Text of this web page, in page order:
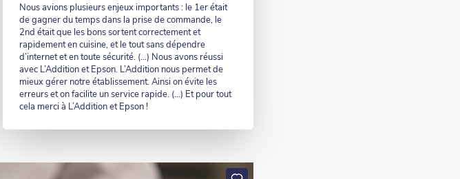
Commentaire
Nous avions plusieurs enjeux importants : le 1er était
de gagner du temps dans la prise de commande, le
2nd était que les bons sortent correctement et
rapidement en cuisine, et le tout sans dépendre
d’internet et en toute sécurité. (…) Nous avons réussi
avec L’Addition et Epson. L’Addition nous permet de
mieux gérer notre établissement. Ainsi on évite les
erreurs et on facilite un service rapide. (…) Et pour tout
cela merci à L’Addition et Epson !